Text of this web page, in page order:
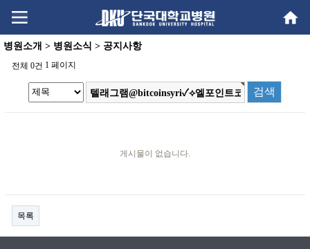
content
menu
병원소개 > 병원소식 > 공지사항
전체 0건 1 페이지
게시물이 없습니다.
목록